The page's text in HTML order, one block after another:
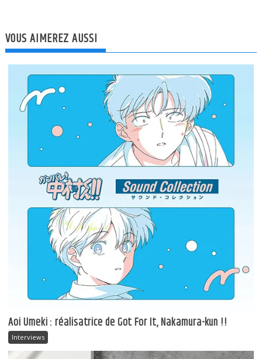
VOUS AIMEREZ AUSSI
Aoi Umeki : réalisatrice de Got For It, Nakamura-kun !!
Interviews